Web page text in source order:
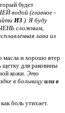
будет
водой (главное -
ИЗ ). Я буду
сложным,
лава из
масла и хорошо втер
щетку для раковины
кожи. Это
в больницу или в
боль утихает.